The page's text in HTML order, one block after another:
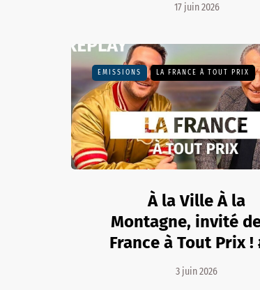
17 juin 2026
EMISSIONS LA FRANCE À TOUT PRIX
À la Ville À la
Montagne, invité
France à Tout Prix !
3 juin 2026